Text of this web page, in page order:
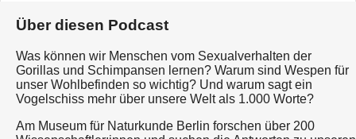
Über diesen Podcast
Was können wir Menschen vom Sexualverhalten der
Gorillas und Schimpansen lernen? Warum sind Wespen für
unser Wohlbefinden so wichtig? Und warum sagt ein
Vogelschiss mehr über unsere Welt als 1.000 Worte?
Am Museum für Naturkunde Berlin forschen über 200